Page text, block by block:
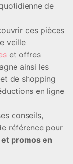
de
des pièces
veille
et offres
ainsi les
de shopping
en ligne
conseils,
référence pour
promos en